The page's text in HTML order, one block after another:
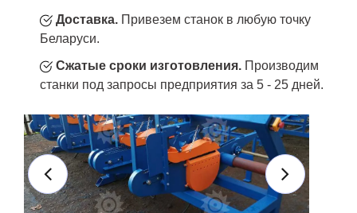
Доставка. Привезем станок в любую точку
Беларуси.
Сжатые сроки изготовления. Производим
станки под запросы предприятия за 5 - 25 дней.